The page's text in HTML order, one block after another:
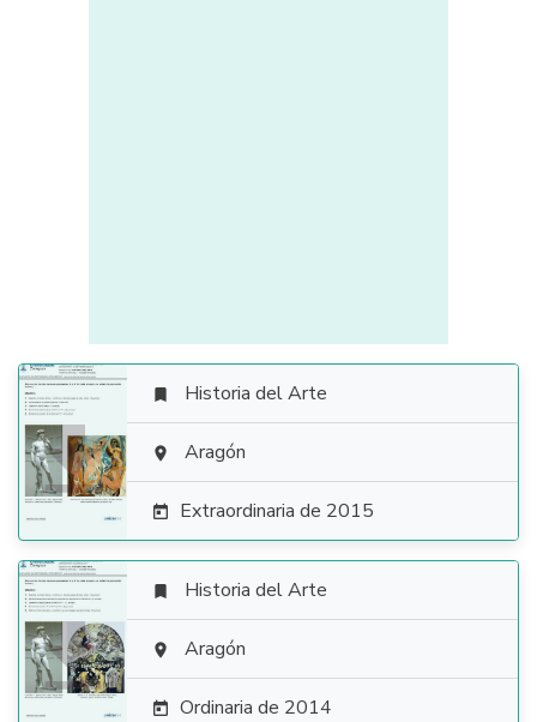

 Historia del Arte
 Aragón
 Extraordinaria de 2015

 Historia del Arte
 Aragón
 Ordinaria de 2014